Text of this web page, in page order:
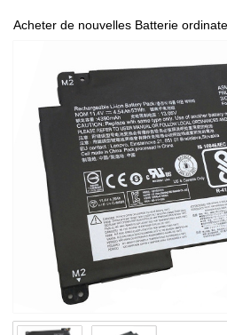
Acheter de nouvelles Batterie